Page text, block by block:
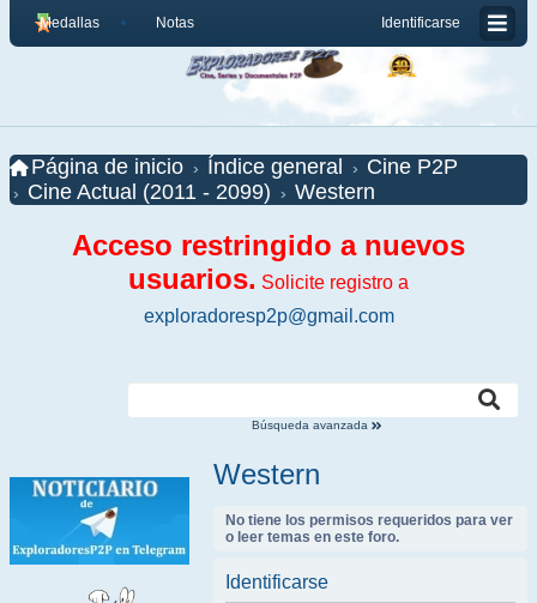
Identificarse
Medallas Notas
Página de inicio Índice general
Cine P2P
Cine Actual (2011 - 2099)
Western
Acceso restringido a nuevos
usuarios. Solicite registro a
exploradoresp2p@gmail.com
Búsqueda avanzada
Western
No tiene los permisos requeridos para ver
o leer temas en este foro.
Identificarse